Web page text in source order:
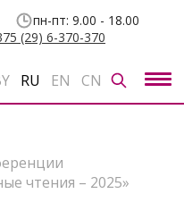
пн-пт: 9.00 - 18.00
(29) 6-370-370
RU EN CN
чтения – 2025»